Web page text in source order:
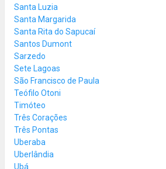
Santa Luzia
Santa Margarida
Santa Rita do Sapucaí
Santos Dumont
Sarzedo
Sete Lagoas
São Francisco de Paula
Teófilo Otoni
Timóteo
Três Corações
Três Pontas
Uberaba
Uberlândia
Ubá